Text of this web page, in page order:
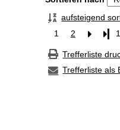
aufsteigend
1
2
Trefferliste
Trefferliste als